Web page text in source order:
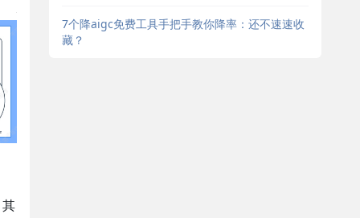
7个降aigc免费工具手把手教你降率：还不速速收
藏？